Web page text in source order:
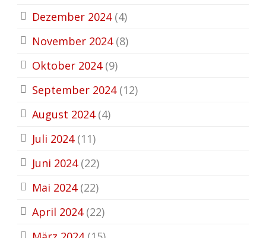
Dezember 2024(4)
November 2024(8)
Oktober 2024(9)
September 2024(12)
August 2024(4)
Juli 2024(11)
Juni 2024(22)
Mai 2024(22)
April 2024(22)